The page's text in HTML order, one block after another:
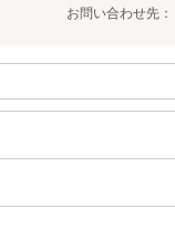
お問い合わせ先